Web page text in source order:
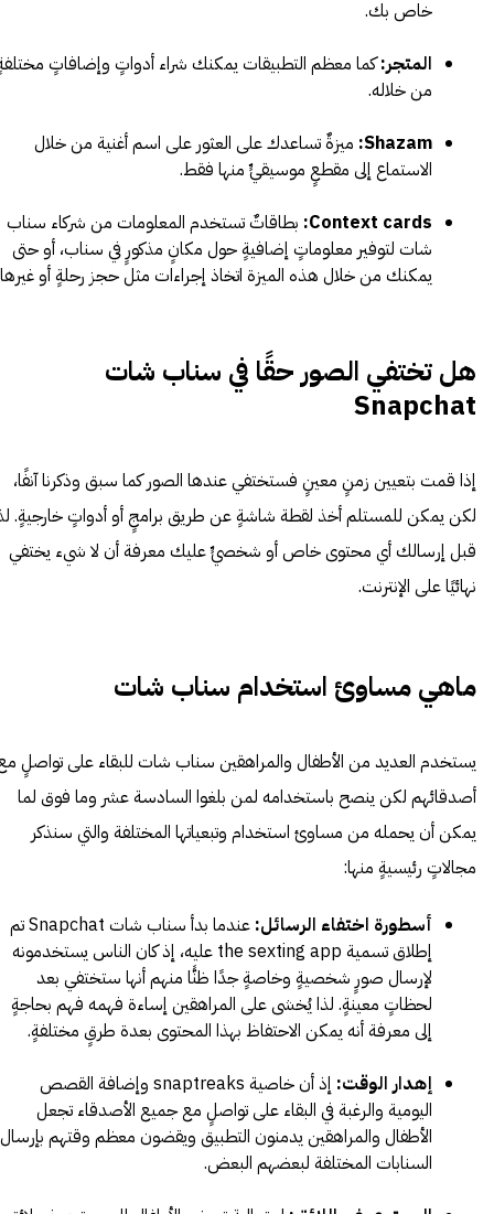
خاص بك.
المتجر:كما معظم التطبيقات يمكنك شراء أدواتٍ وإضافاتٍ
من خلاله.
Shazam
: ميزةٌ تساعدك على العثور على اسم أغنية من خلال
الاستماع إلى مقطعٍ موسيقيٍّ منها فقط.
Context cards
: بطاقاتٌ تستخدم المعلومات من شركاء سناب
شات لتوفير معلوماتٍ إضافيةٍ حول مكانٍ مذكورٍ في سناب، أو حتى
يمكنك من خلال هذه الميزة اتخاذ إجراءات مثل حجز رحلةٍ أو
هل تختفي الصور حقًا في سناب شات
Snapchat
إذا قمت بتعيين زمنٍ معينٍ فستختفي عندها الصور كما سبق وذكرنا آنفًا،
لكن يمكن للمستلم أخذ لقطة شاشةٍ عن طريق برامجٍ أو أدواتٍ خارجيةٍ.
قبل إرسالك أي محتوى خاص أو شخصيٍّ عليك معرفة أن لا شيء يختفي
نهائيًا على الإنترنت.
ماهي مساوئ استخدام سناب شات
يستخدم العديد من الأطفال والمراهقين سناب شات للبقاء على تواصلٍ
أصدقائهم لكن ينصح باستخدامه لمن بلغوا السادسة عشر وما فوق لما
يمكن أن يحمله من مساوئ استخدام وتبعياتها المختلفة والتي سنذكر
مجالاتٍ رئيسيةٍ منها:
أسطورة اختفاء الرسائل:
عندما بدأ سناب شات Snapchat تم
إطلاق تسمية the sexting app عليه، إذ كان الناس يستخدمونه
لإرسال صورٍ شخصيةٍ وخاصةٍ جدًا ظنًّا منهم أنها ستختفي بعد
لحظاتٍ معينةٍ. لذا يُخشى على المراهقين إساءة فهمه فهم بحاجةٍ
إلى معرفة أنه يمكن الاحتفاظ بهذا المحتوى بعدة طرقٍ مختلفةٍ.
إهدار الوقت:
إذ أن خاصية snaptreaks وإضافة القصص
اليومية والرغبة في البقاء على تواصلٍ مع جميع الأصدقاء تجعل
الأطفال والمراهقين يدمنون التطبيق ويقضون معظم وقتهم بإرسال
السنابات المختلفة لبعضهم البعض.